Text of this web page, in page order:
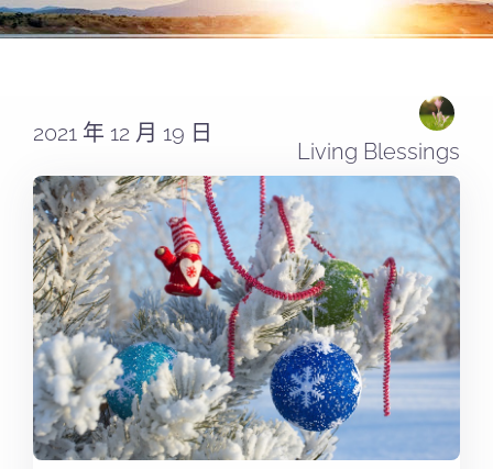
奉獻支持
Search
for:
2021 年 12 月 19 日
Living Blessings